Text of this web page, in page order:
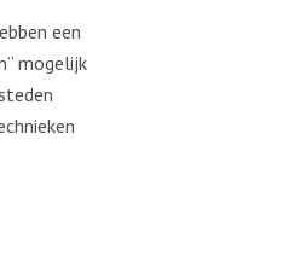
een
mogelijk